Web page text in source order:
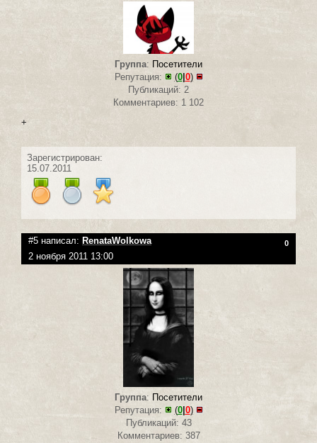
Группа: Посетители
Репутация:
(0| 0)
Публикаций: 2
Комментариев: 1 102
+
Зарегистрирован:
15.07.2011
#5 написал: RenataWolkowa 0
2 ноября 2011 13:00
Группа: Посетители
Репутация:
(0| 0)
Публикаций: 43
Комментариев: 387